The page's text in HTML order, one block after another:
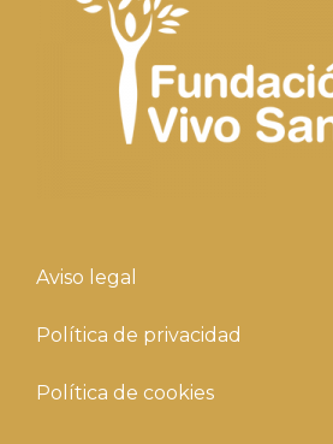
Aviso legal
Política de privacidad
Política de cookies